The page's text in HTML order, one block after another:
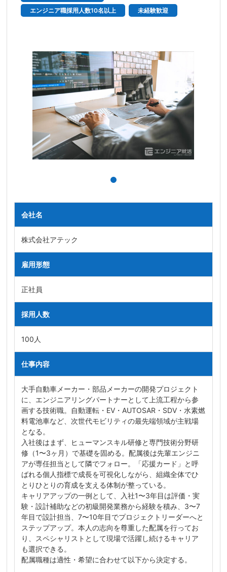
エンジニア職採用人数10名以上
未経験歓迎
会社名
株式会社アテック
雇用形態
正社員
採用人数
100人
仕事内容
大手自動車メーカー・部品メーカーの開発プロジェクト
に、エンジニアリングパートナーとして上流工程から参
画する技術職。自動運転・EV・AUTOSAR・SDV・水素燃
料電池車など、次世代モビリティの最先端領域が主戦場
となる。
入社後はまず、ヒューマンスキル研修と専門技術分野研
修（1〜3ヶ月）で基礎を固める。配属後は先輩エンジニ
アが専任担当として隣でフォロー。「応援カード」と呼
ばれる個人指標で成長を可視化しながら、組織全体でひ
とりひとりの育成を支える体制が整っている。
キャリアアップの一例として、入社1〜3年目は評価・実
験・設計補助などの初級開発業務から経験を積み、3〜7
年目で設計担当、7〜10年目でプロジェクトリーダーへと
ステップアップ。本人の志向を尊重した配属を行ってお
り、スペシャリストとして現場で活躍し続けるキャリア
も選択できる。
配属職種は適性・希望に合わせて以下から決定する。